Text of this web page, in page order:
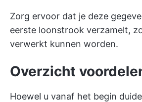
Zorg ervoor dat je deze
eerste loonstrook verzamelt,
verwerkt kunnen worden.
Overzicht
Hoewel u vanaf het begin